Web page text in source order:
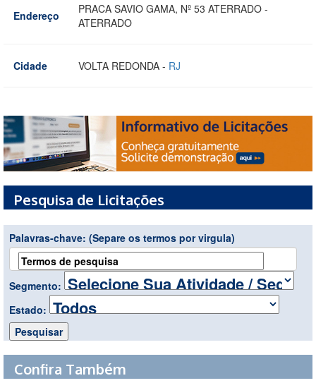
Endereço
PRACA SAVIO GAMA, Nº 53 ATERRADO -
ATERRADO
Cidade VOLTA REDONDA - RJ
Pesquisa de Licitações
Palavras-chave: (Separe os termos por virgula)
Segmento:
Estado:
Confira Também